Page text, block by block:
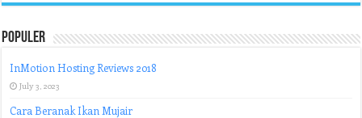
Populer
InMotion Hosting Reviews 2018
July 3, 2023
Cara Beranak Ikan Mujair